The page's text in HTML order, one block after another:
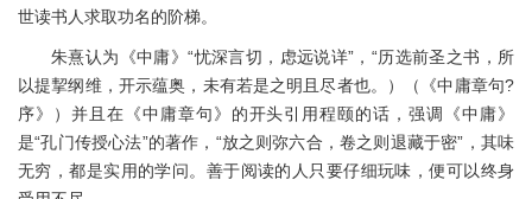
世读书人求取功名的阶梯。
朱熹认为《中庸》“忧深言切，虑远说详”，“历选前圣之书，所
以提挈纲维，开示蕴奥，未有若是之明且尽者也。）（《中庸章句?
序》）并且在《中庸章句》的开头引用程颐的话，强调《中庸》
是“孔门传授心法”的著作，“放之则弥六合，卷之则退藏于密”，其味
无穷，都是实用的学问。善于阅读的人只要仔细玩味，便可以终身